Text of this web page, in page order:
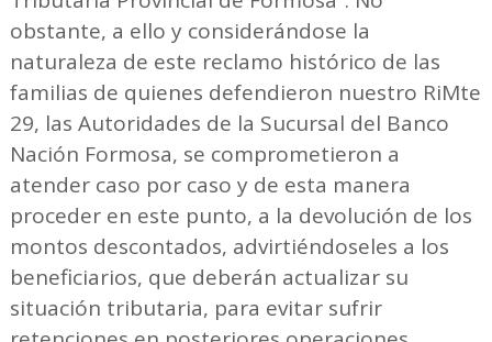
obstante, a ello y considerándose la
naturaleza de este reclamo histórico de las
familias de quienes defendieron nuestro RiMte
29, las Autoridades de la Sucursal del Banco
Nación Formosa, se comprometieron a
atender caso por caso y de esta manera
proceder en este punto, a la devolución de los
montos descontados, advirtiéndoseles a los
beneficiarios, que deberán actualizar su
situación tributaria, para evitar sufrir